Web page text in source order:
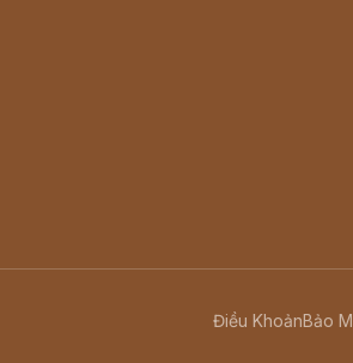
Điều KhoảnBảo